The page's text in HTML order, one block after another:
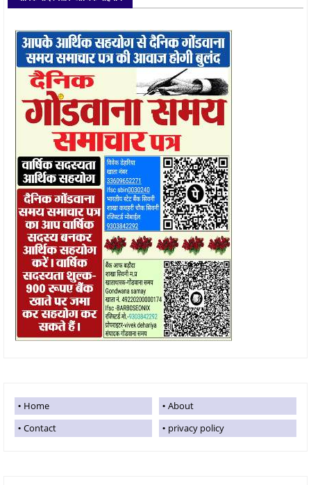
Home
About
Contact
privacy policy